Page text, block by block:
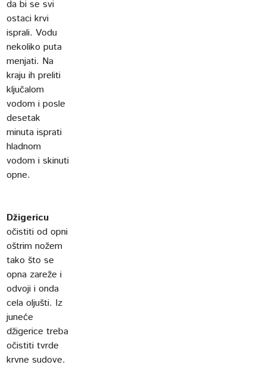
da bi se svi
ostaci krvi
isprali. Vodu
nekoliko puta
menjati. Na
kraju ih preliti
ključalom
vodom i posle
desetak
minuta isprati
hladnom
vodom i skinuti
opne.
Džigericu
očistiti od opni
oštrim nožem
tako što se
opna zareže i
odvoji i onda
cela oljušti. Iz
juneće
džigerice treba
očistiti tvrde
krvne sudove.